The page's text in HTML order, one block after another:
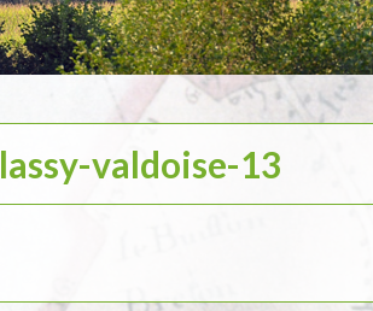
lassy-valdoise-13